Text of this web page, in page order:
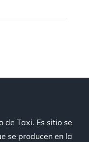
de Taxi. Es sitio se
se producen en la